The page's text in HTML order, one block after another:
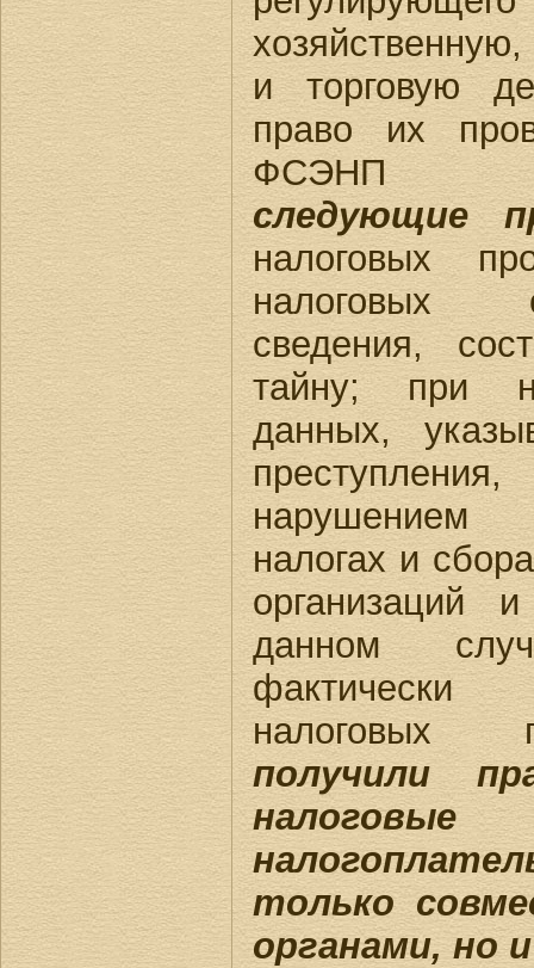
и торговую
право их
следующие
налоговых
налоговых
сведения,
тайну; при
данных,
нарушением
налогах и
организаций
данном
фактически
налоговых
получили
только
органами, но